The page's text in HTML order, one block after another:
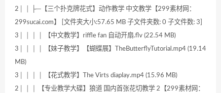
2│ │ ├─【三个扑克牌花式】动作教学 中文教学【299素材网：
299sucai.com】 [文件夹大小:57.65 MB 子文件夹数: 0 子文件数: 3]
3│ │ │ │ 【中文教学】riffle fan 自动开扇.flv (22.54 MB)
3│ │ │ │ 【妹子教学】【蝴蝶展】TheButterflyTutorial.mp4 (19.14
MB)
3│ │ │ │ 【花式教学】The Virts diaplay.mp4 (15.96 MB)
2│ │ │ 【专业教学大碟】狼道 国内首张花切教学 2【299素材网：